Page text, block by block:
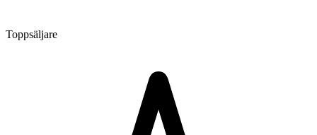
Toppsäljare